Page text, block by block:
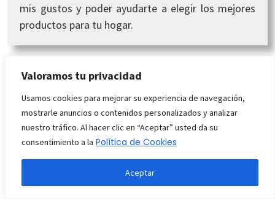
Valoramos tu privacidad
Usamos cookies para mejorar su experiencia de navegación,
mostrarle anuncios o contenidos personalizados y analizar
nuestro tráfico. Al hacer clic en “Aceptar” usted da su
consentimiento a la Política de Cookies
Aceptar
mis gustos y poder ayudarte a elegir los mejores
productos para tu hogar.
Posts Relacionados: